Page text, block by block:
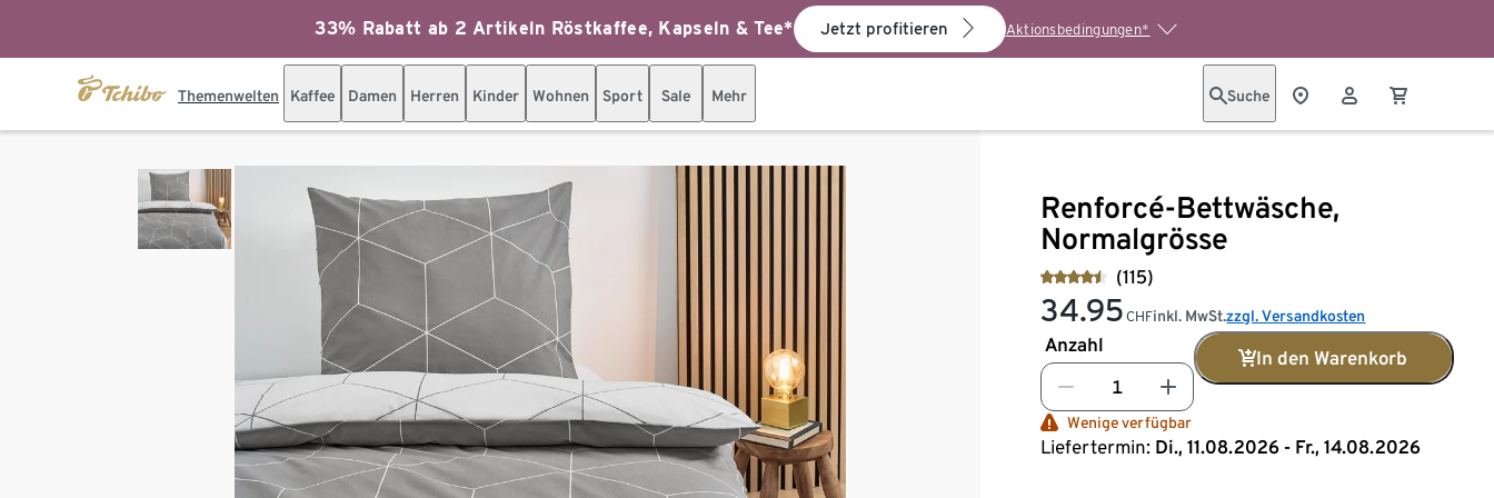
33% Rabatt ab 2 Artikeln Röstkaffee, Kapseln & Tee* Jetzt profitieren Aktionsbedingungen*
Themenwelten Kaffee Damen Herren Kinder Wohnen Sport Sale Mehr Suche
Renforcé-Bettwäsche,
Normalgrösse
(115)
34.95 CHFinkl. MwSt.zzgl. Versandkosten
Anzahl
In den Warenkorb
Wenige verfügbar
Liefertermin: Di., 11.08.2026 - Fr., 14.08.2026